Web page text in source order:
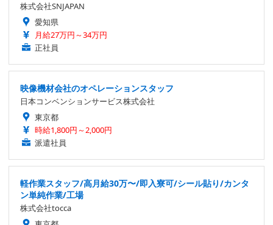
株式会社SNJAPAN
愛知県
月給27万円～34万円
正社員
映像機材会社のオペレーションスタッフ
日本コンベンションサービス株式会社
東京都
時給1,800円～2,000円
派遣社員
軽作業スタッフ/高月給30万〜/即入寮可/シール貼り/カンタ
ン単純作業/工場
株式会社tocca